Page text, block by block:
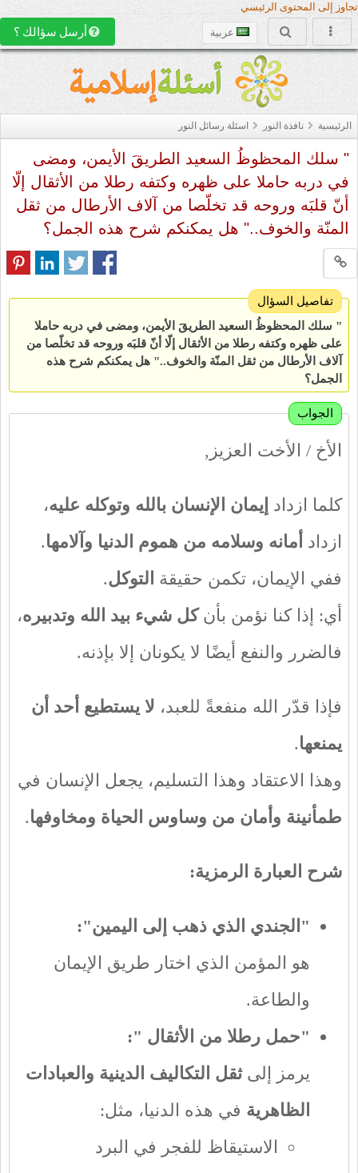
تجاوز إلى المحتوى الرئيسي
عربية أرسل سؤالك ؟
الرئيسية نافذة النور اسئلة رسائل النور
" سلك المحظوظُ السعيد الطريقَ الأيمن، ومضى
في دربه حاملا على ظهره وكتفه رطلا من الأثقال إلّا
أنّ قلبَه وروحه قد تخلّصا من آلاف الأرطال من ثقل
المنّة والخوف.." هل يمكنكم شرح هذه الجمل؟
تفاصيل السؤال
" سلك المحظوظُ السعيد الطريقَ الأيمن، ومضى في دربه حاملا
على ظهره وكتفه رطلا من الأثقال إلّا أنّ قلبَه وروحه قد تخلّصا من
آلاف الأرطال من ثقل المنّة والخوف.." هل يمكنكم شرح هذه
الجمل؟
الجواب
الأخ / الأخت العزيز,
كلما ازداد إيمان الإنسان بالله وتوكله عليه،
ازداد أمانه وسلامه من هموم الدنيا وآلامها.
ففي الإيمان، تكمن حقيقة التوكل.
أي: إذا كنا نؤمن بأنكل شيء بيد الله وتدبيره،
فالضرر والنفع أيضًا لا يكونان إلا بإذنه.
فإذا قدّر الله منفعةً للعبد، لا يستطيع أحد أن
يمنعها.
وهذا الاعتقاد وهذا التسليم، يجعل الإنسان في
طمأنينة وأمان من وساوس الحياة ومخاوفها.
شرح العبارة الرمزية:
" الجندي الذي ذهب إلى اليمين":
هو المؤمن الذي اختار طريق الإيمان
والطاعة.
"حمل رطلا من الأثقال ":
يرمز إلىثقل التكاليف الدينية والعبادات
الظاهرية في هذه الدنيا، مثل:
الاستيقاظ للفجر في البرد